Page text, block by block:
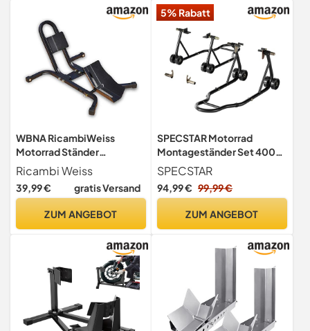
WBNA RicambiWeiss
Motorrad Ständer
Vorderrad Radhalter Wippe
Transportständer
Ricambi Weiss
39,99 € gratis Versand
ZUM ANGEBOT
5% Rabatt
SPECSTAR Motorrad
Montageständer Set 400
kg, Motorrad Ständer U+L
Typ für Reifenbreite 23-
31cm,Schwarz
SPECSTAR
94,99 € 99,99 €
ZUM ANGEBOT